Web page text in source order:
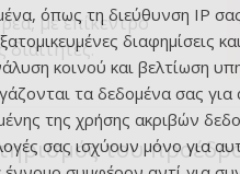
με επίκεντρο
του
όπως τη διεύθυνση IP
διαφημίσεις
κοινού και βελτίωση
τα δεδομένα σας
της χρήσης ακριβών
σας ισχύουν μόνο για